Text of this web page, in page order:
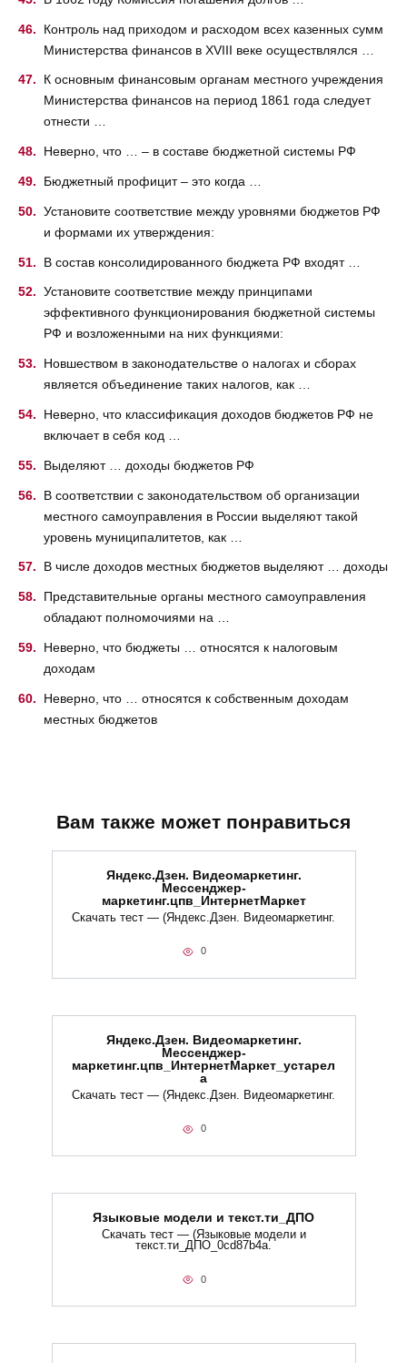
Контроль над приходом и расходом всех казенных сумм
Министерства финансов в XVIII веке осуществлялся …
К основным финансовым органам местного учреждения
Министерства финансов на период 1861 года следует
отнести …
Неверно, что … – в составе бюджетной системы РФ
Бюджетный профицит – это когда …
Установите соответствие между уровнями бюджетов РФ
и формами их утверждения:
В состав консолидированного бюджета РФ входят …
Установите соответствие между принципами
эффективного функционирования бюджетной системы
РФ и возложенными на них функциями:
Новшеством в законодательстве о налогах и сборах
является объединение таких налогов, как …
Неверно, что классификация доходов бюджетов РФ не
включает в себя код …
Выделяют … доходы бюджетов РФ
В соответствии с законодательством об организации
местного самоуправления в России выделяют такой
уровень муниципалитетов, как …
В числе доходов местных бюджетов выделяют … доходы
Представительные органы местного самоуправления
обладают полномочиями на …
Неверно, что бюджеты … относятся к налоговым
доходам
Неверно, что … относятся к собственным доходам
местных бюджетов
Вам также может понравиться
Яндекс.Дзен. Видеомаркетинг.
Мессенджер-
маркетинг.цпв_ИнтернетМаркет
Скачать тест — (Яндекс.Дзен. Видеомаркетинг.
0
Яндекс.Дзен. Видеомаркетинг.
Мессенджер-
маркетинг.цпв_ИнтернетМаркет_устарел
а
Скачать тест — (Яндекс.Дзен. Видеомаркетинг.
0
Языковые модели и текст.ти_ДПО
Скачать тест — (Языковые модели и
текст.ти_ДПО_0cd87b4a.
0